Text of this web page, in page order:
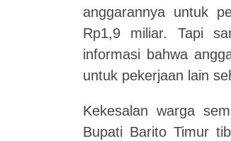
anggarannya untuk
Rp1,9 miliar. Tapi
informasi bahwa
untuk pekerjaan lain
Kekesalan warga
Bupati Barito Timur